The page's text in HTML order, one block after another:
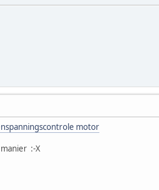
motor
:-X